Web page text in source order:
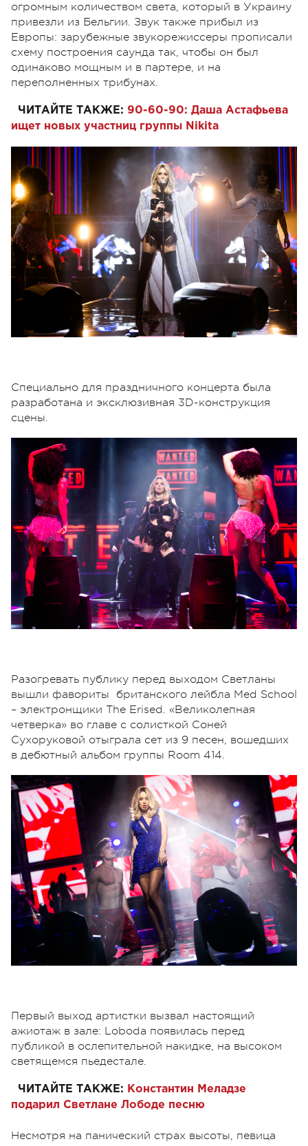
огромным количеством света, который в Украину
привезли из Бельгии. Звук также прибыл из
Европы: зарубежные звукорежиссеры прописали
схему построения саунда так, чтобы он был
одинаково мощным и в партере, и на
переполненных трибунах.
ЧИТАЙТЕ ТАКЖЕ: 90-60-90: Даша Астафьева
ищет новых участниц группы Nikita
Специально для праздничного концерта была
разработана и эксклюзивная 3D-конструкция
сцены.
Разогревать публику перед выходом Светланы
вышли фавориты британского лейбла Med School
– электронщики The Erised. «Великолепная
четверка» во главе с солисткой Соней
Сухоруковой отыграла сет из 9 песен, вошедших
в дебютный альбом группы Room 414.
Первый выход артистки вызвал настоящий
ажиотаж в зале: Loboda появилась перед
публикой в ослепительной накидке, на высоком
светящемся пьедестале.
ЧИТАЙТЕ ТАКЖЕ: Константин Меладзе
подарил Светлане Лободе песню
Несмотря на панический страх высоты, певица